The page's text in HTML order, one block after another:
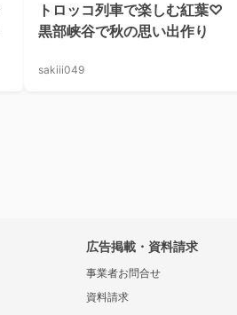
トロッコ列車で楽しむ紅葉♡
黒部峡谷で秋の思い出作り
sakiii049
広告掲載・資料請求
事業者お問合せ
資料請求